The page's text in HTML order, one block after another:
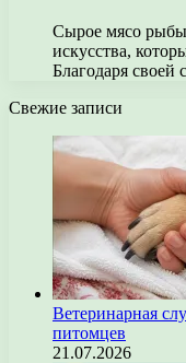
Сырое мясо
искусства,
Благодаря своей
Свежие записи
Ветеринарная
питомцев
21.07.2026